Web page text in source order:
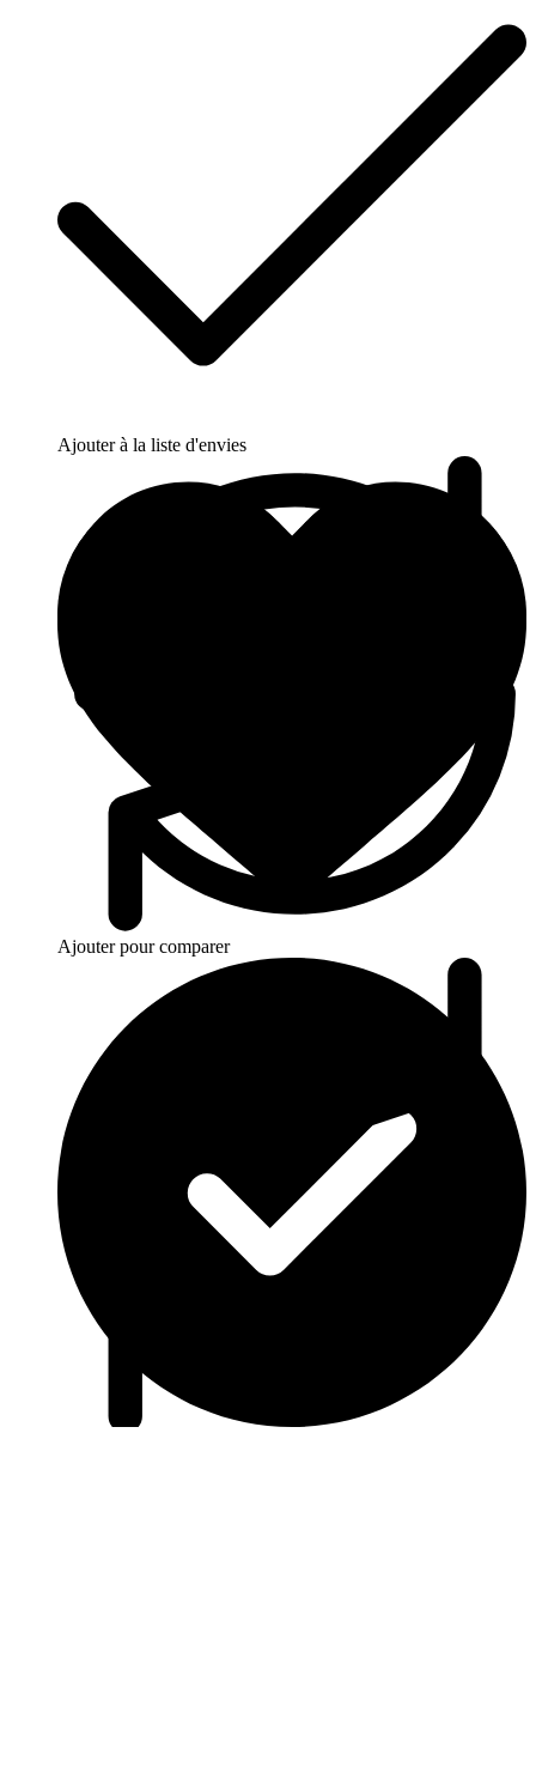
Ajouter à la liste d'envies
Ajouter pour comparer